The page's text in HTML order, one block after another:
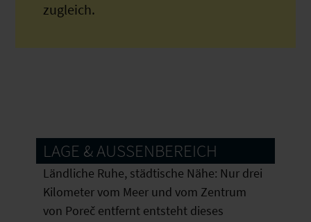
zugleich.
LAGE & AUSSENBEREICH
Ländliche Ruhe, städtische Nähe: Nur drei
Kilometer vom Meer und vom Zentrum
von Poreč entfernt entsteht dieses